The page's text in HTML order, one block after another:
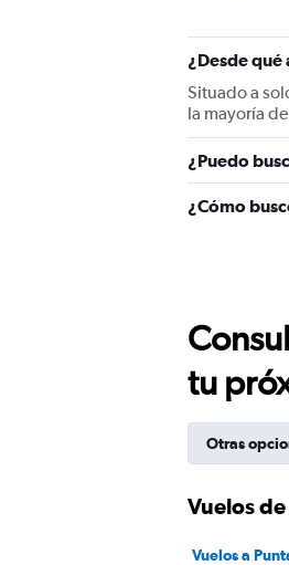
¿Desde qué
Situado a
la mayoría
¿Puedo
¿Cómo
tu
Otras
Vuelos de
Vuelos a